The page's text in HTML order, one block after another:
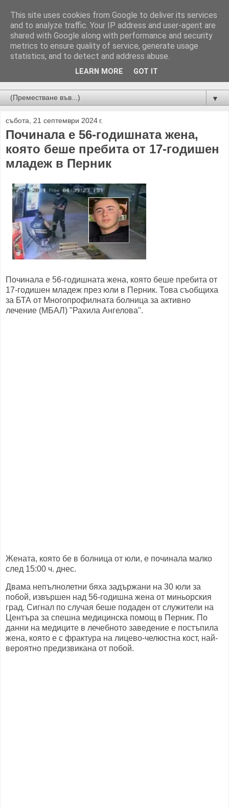
Новини от Бургас, страната и света!
▼
събота, 21 септември 2024 г.
Починала е 56-годишната жена,
която беше пребита от 17-годишен
младеж в Перник
Починала е 56-годишната жена, която беше пребита от
17-годишен младеж през юли в Перник. Това съобщиха
за БТА от Многопрофилната болница за активно
лечение (МБАЛ) "Рахила Ангелова".
Жената, която бе в болница от юли, е починала малко
след 15:00 ч. днес.
Двама непълнолетни бяха задържани на 30 юли за
побой, извършен над 56-годишна жена от миньорския
град. Сигнал по случая беше подаден от служители на
Центъра за спешна медицинска помощ в Перник. По
данни на медиците в лечебното заведение е постъпила
жена, която е с фрактура на лицево-челюстна кост, най-
вероятно предизвикана от побой.
This site uses cookies from Google to deliver its services
and to analyze traffic. Your IP address and user-agent are
shared with Google along with performance and security
metrics to ensure quality of service, generate usage
statistics, and to detect and address abuse.
LEARN MORE GOT IT